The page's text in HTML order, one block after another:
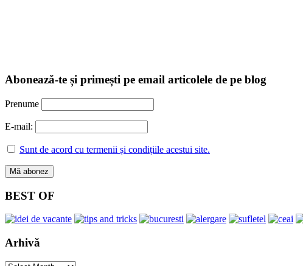
Abonează-te și primești pe email articolele de pe blog
Prenume
E-mail:
Sunt de acord cu termenii și condițiile acestui site.
BEST OF
Arhivă